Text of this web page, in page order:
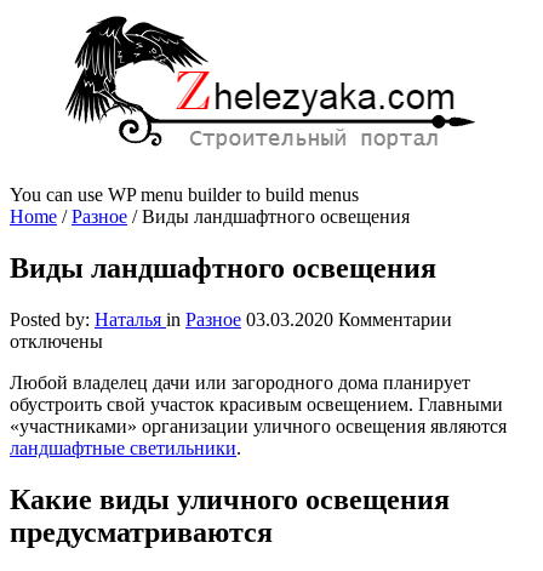
You can use WP menu builder to build menus
Home /Разное /Виды ландшафтного освещения
Виды ландшафтного освещения
Posted by: Наталья in Разное 03.03.2020 Комментарии
освещения
отключены
Любой владелец дачи или загородного дома планирует
обустроить свой участок красивым освещением. Главными
«участниками» организации уличного освещения являются
ландшафтные светильники.
Какие виды уличного освещения
предусматриваются